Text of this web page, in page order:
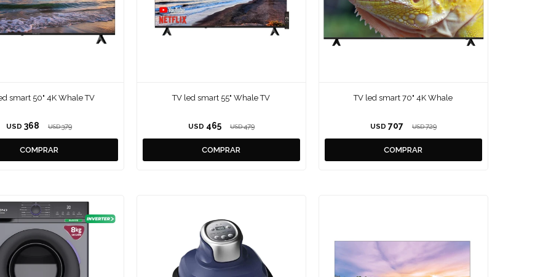
smart 50" 4K Whale TV
USD 368 USD 379
TV led smart 55" Whale TV
USD 465 USD 479
TV led smart 70" 4K Whale
USD 707 USD 729